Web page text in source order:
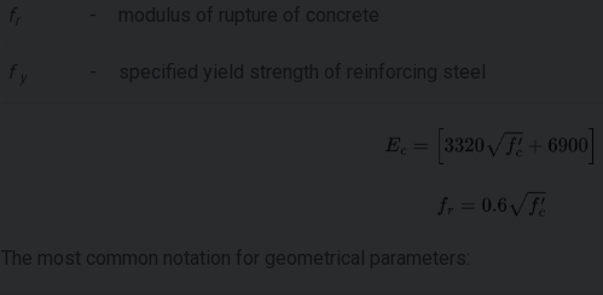
fr - modulus of rupture of concrete
f y - specified yield strength of reinforcing steel
The most common notation for geometrical parameters: